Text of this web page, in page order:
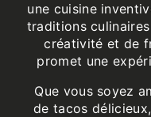
une cuisine
traditions
créativité et de
promet une
Que vous soyez
de tacos